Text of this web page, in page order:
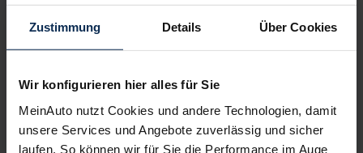
Zustimmung Details Über Cookies
Wir konfigurieren hier alles für Sie
MeinAuto nutzt Cookies und andere Technologien, damit
unsere Services und Angebote zuverlässig und sicher
laufen. So können wir für Sie die Performance im Auge
29,59
330,96
Fahrzeugtyp: Modellseite & Konfigurator»